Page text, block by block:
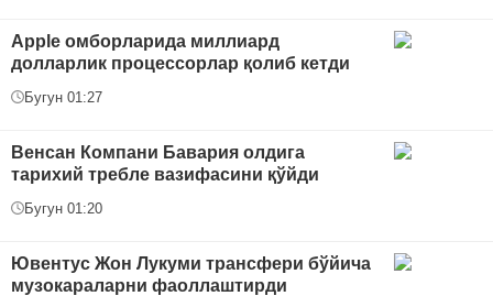
Apple омборларида миллиард
долларлик процессорлар қолиб кетди
Бугун 01:27
Венсан Компани Бавария олдига
тарихий требле вазифасини қўйди
Бугун 01:20
Ювентус Жон Лукуми трансфери бўйича
музокараларни фаоллаштирди